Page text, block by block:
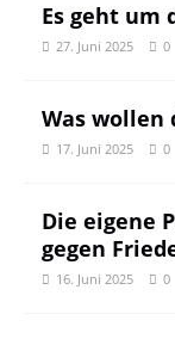
Es geht um
27. Juni 2025 0
Was wollen
17. Juni 2025 0
Die eigene
gegen
16. Juni 2025 0